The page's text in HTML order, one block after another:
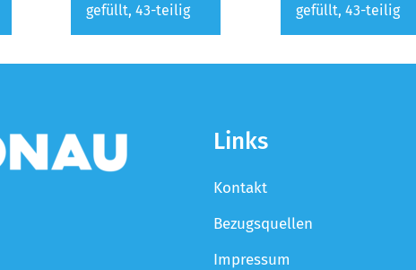
gefüllt, 43-teilig
gefüllt, 43-teilig
Links
Kontakt
Bezugsquellen
Impressum